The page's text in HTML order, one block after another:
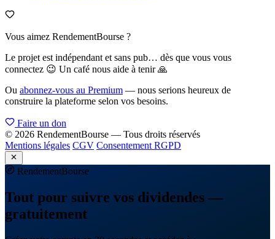
Vous aimez RendementBourse ?
Le projet est indépendant et sans pub… dès que vous vous
connectez 😉 Un café nous aide à tenir 🙏
Ou abonnez-vous au Premium — nous serions heureux de
construire la plateforme selon vos besoins.
Faire un don
© 2026 RendementBourse — Tous droits réservés
Mentions légales CGV Consentement RGPD
RendementBourse
Tout pour suivre vos dividendes —
gratuitement